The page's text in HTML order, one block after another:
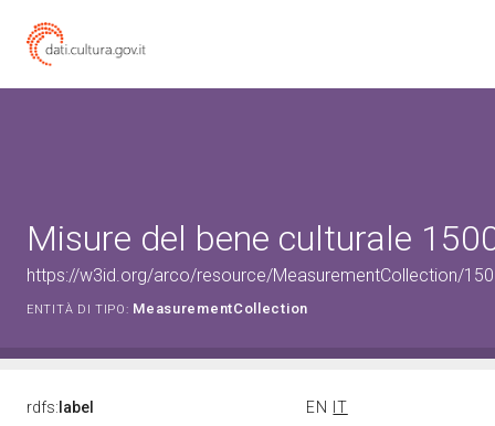
Misure del bene culturale
https://w3id.org/arco/resource/MeasurementCollection/
ENTITÀ DI TIPO: MeasurementCollection
rdfs: label EN
IT